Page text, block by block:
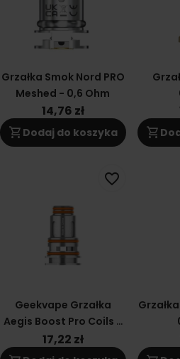
Grzałka Smok Nord PRO
Meshed - 0,6 Ohm
14,76 zł
shopping_cart Dodaj do koszyka shopping_cart
Geekvape Grzałka
Aegis Boost Pro Coils P
0.2
17,22 zł
favorite_border